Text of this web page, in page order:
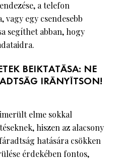
a telefon
vagy egy csendesebb
segíthet abban, hogy
BEIKTATÁSA: NE
IRÁNYÍTSON!
elme sokkal
hiszen az alacsony
hatására csökken
érdekében fontos,